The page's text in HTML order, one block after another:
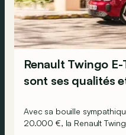
Renault Twingo
sont ses qualités
Avec sa bouille
20.000 €, la Renault